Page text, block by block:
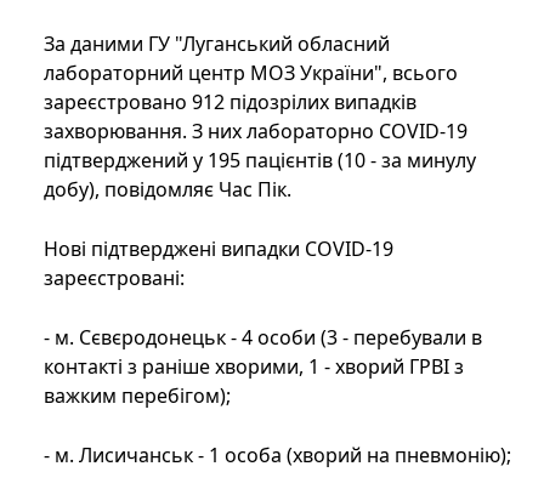
За даними ГУ "Луганський обласний
лабораторний центр МОЗ України", всього
зареєстровано 912 підозрілих випадків
захворювання. З них лабораторно COVID-19
підтверджений у 195 пацієнтів (10 - за минулу
добу), повідомляє Час Пік.
Нові підтверджені випадки COVID-19
зареєстровані:
- м. Сєвєродонецьк - 4 особи (3 - перебували в
контакті з раніше хворими, 1 - хворий ГРВІ з
важким перебігом);
- м. Лисичанськ - 1 особа (хворий на пневмонію);